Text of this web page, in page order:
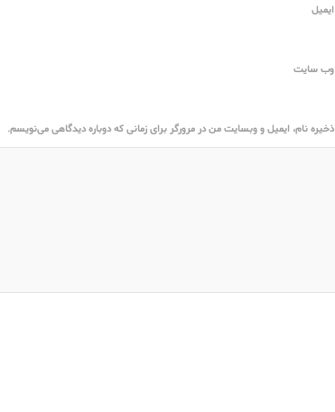
ایمیل
وب‌ سایت
ذخیره نام، ایمیل و وبسایت من در مرورگر برای زمانی که دوباره دیدگاهی می‌نویسم.